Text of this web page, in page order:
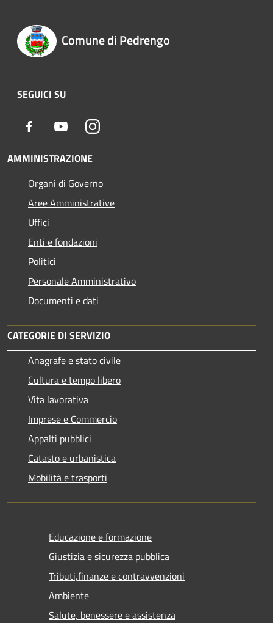
Comune di Pedrengo
SEGUICI SU
Facebook YoutubeInstagram
AMMINISTRAZIONE
Organi di Governo
Aree Amministrative
Uffici
Enti e fondazioni
Politici
Personale Amministrativo
Documenti e dati
CATEGORIE DI SERVIZIO
Anagrafe e stato civile
Cultura e tempo libero
Vita lavorativa
Imprese e Commercio
Appalti pubblici
Catasto e urbanistica
Mobilità e trasporti
Educazione e formazione
Giustizia e sicurezza pubblica
Tributi,finanze e contravvenzioni
Ambiente
Salute, benessere e assistenza